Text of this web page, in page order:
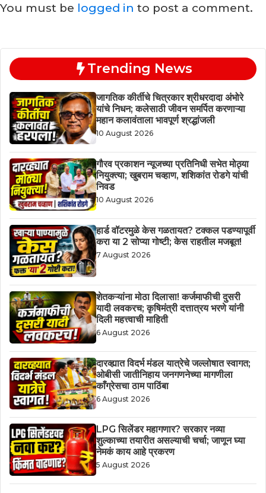
You must be logged in to post a comment.
Trending News
जागतिक कीर्तीचे चित्रकार श्रीधरदादा अंभोरे
यांचे निधन; कलेसाठी जीवन समर्पित करणाऱ्या
महान कलावंताला भावपूर्ण श्रद्धांजली
10 August 2026
गौरव प्रकाशन न्यूजच्या प्रतिनिधी सभेत मोठ्या
नियुक्त्या; खुबराम चव्हाण, शशिकांत रोडगे यांची
निवड
10 August 2026
हार्ड वॉटरमुळे केस गळतायत? टक्कल पडण्यापूर्वी
करा या 2 सोप्या गोष्टी; केस राहतील मजबूत!
7 August 2026
शेतकऱ्यांना मोठा दिलासा! कर्जमाफीची दुसरी
यादी लवकरच; कृषिमंत्री दत्तात्रय भरणे यांनी
दिली महत्त्वाची माहिती
6 August 2026
दारव्ह्यात विदर्भ मंडल यात्रेचे जल्लोषात स्वागत;
ओबीसी जातीनिहाय जनगणनेच्या मागणीला
काँग्रेसचा ठाम पाठिंबा
6 August 2026
LPG सिलेंडर महागणार? सरकार नव्या
शुल्काच्या तयारीत असल्याची चर्चा; जाणून घ्या
नेमकं काय आहे प्रकरण
5 August 2026